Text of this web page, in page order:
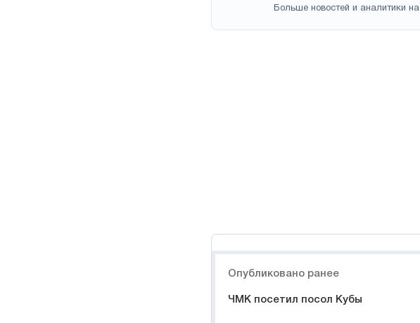
Больше новостей и аналитики на
Опубликовано ранее
ЧМК посетил посол Кубы